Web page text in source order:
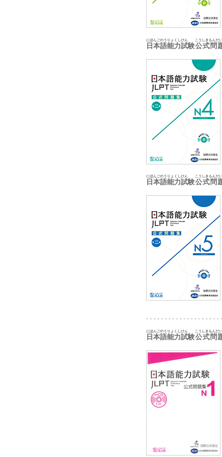
日本語能力試験
にほんごのうりょくしけん
公式問
こうしきもんだ
日本語能力試験
にほんごのうりょくしけん
公式問
こうしきもんだ
日本語能力試験
にほんごのうりょくしけん
公式問
こうしきもんだ